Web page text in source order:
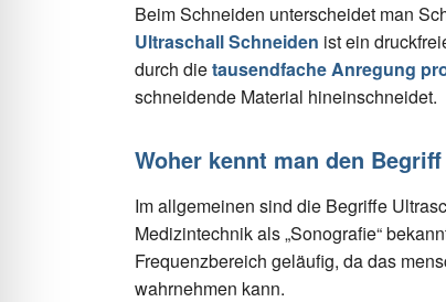
Beim Schneiden unterscheidet man
Ultraschall Schneiden ist ein
durch dietausendfache Anregung
schneidende Material hineinschneidet.
Woher kennt man den
Im allgemeinen sind die Begriffe
Medizintechnik als „Sonografie“
Frequenzbereich geläufig, da das
wahrnehmen kann.